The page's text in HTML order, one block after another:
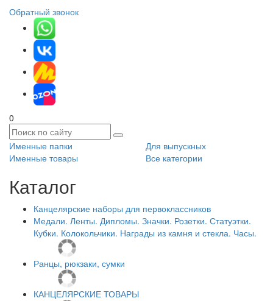
Обратный звонок
0
Именные папки
Для выпускных
Именные товары
Все категории
Каталог
Канцелярские наборы для первоклассников
Медали. Ленты. Дипломы. Значки. Розетки. Статуэтки.
Кубки. Колокольчики. Награды из камня и стекла. Часы.
Ранцы, рюкзаки, сумки
КАНЦЕЛЯРСКИЕ ТОВАРЫ